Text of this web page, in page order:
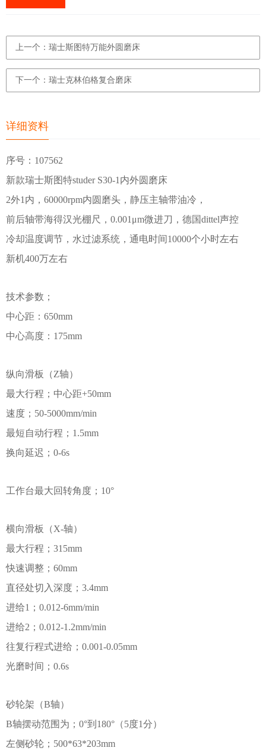
上一个：瑞士斯图特万能外圆磨床
下一个：瑞士克林伯格复合磨床
详细资料
序号：107562
新款瑞士斯图特studer S30-1内外圆磨床
2外1内，60000rpm内圆磨头，静压主轴带油冷，
前后轴带海得汉光棚尺，0.001μm微进刀，德国dittel声控
冷却温度调节，水过滤系统，通电时间10000个小时左右
新机400万左右
技术参数；
中心距：650mm
中心高度：175mm
纵向滑板（Z轴）
最大行程；中心距+50mm
速度；50-5000mm/min
最短自动行程；1.5mm
换向延迟；0-6s
工作台最大回转角度；10°
横向滑板（X-轴）
最大行程；315mm
快速调整；60mm
直径处切入深度；3.4mm
进给1；0.012-6mm/min
进给2；0.012-1.2mm/min
往复行程式进给；0.001-0.05mm
光磨时间；0.6s
砂轮架（B轴）
B轴摆动范围为；0°到180°（5度1分）
左侧砂轮；500*63*203mm